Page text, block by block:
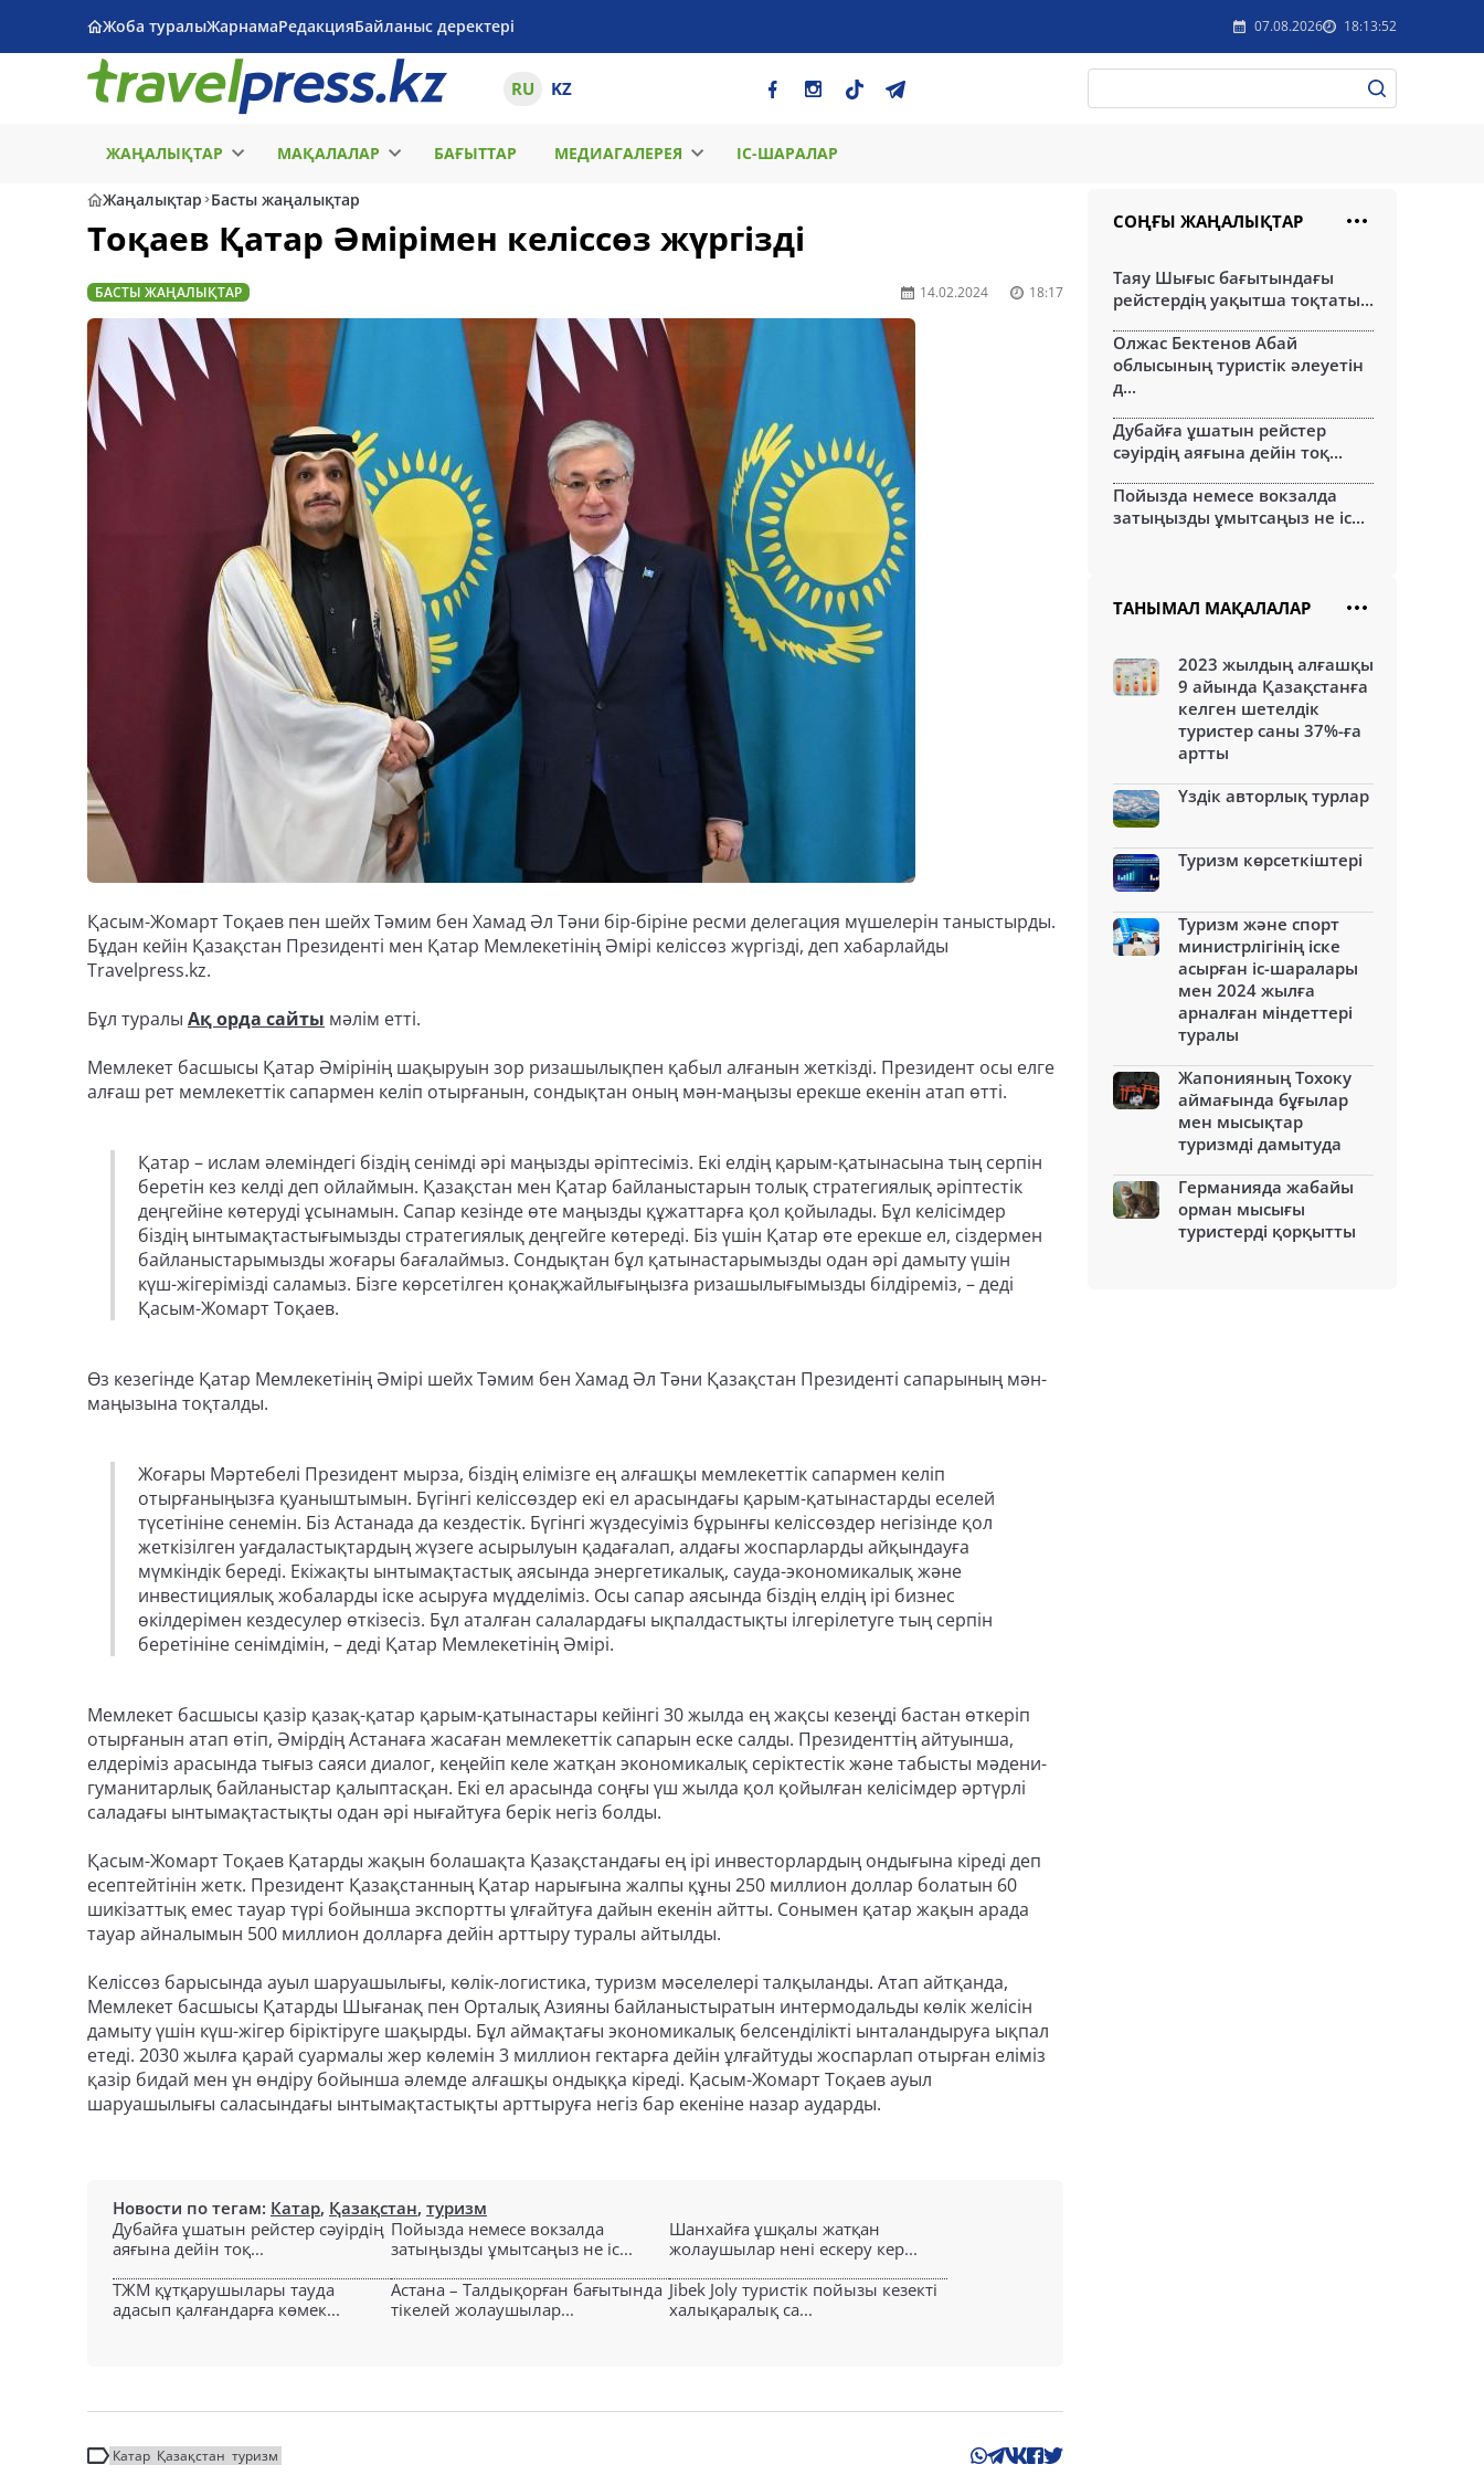
Жоба туралыЖарнамаРедакцияБайланыс деректері 07.08.2026 18:13:52
RU KZ
ЖАҢАЛЫҚТАР МАҚАЛАЛАР БАҒЫТТАР МЕДИАГАЛЕРЕЯ ІС-ШАРАЛАР
Жаңалықтар Басты жаңалықтар
Тоқаев Қатар Әмірімен келіссөз жүргізді
БАСТЫ ЖАҢАЛЫҚТАР 14.02.2024 18:17
Қасым-Жомарт Тоқаев пен шейх Тәмим бен Хамад Әл Тәни бір-біріне ресми делегация мүшелерін таныстырды.
Бұдан кейін Қазақстан Президенті мен Қатар Мемлекетінің Әмірі келіссөз жүргізді, деп хабарлайды
Travelpress.kz.
Бұл туралы Ақ орда сайты мәлім етті.
Мемлекет басшысы Қатар Әмірінің шақыруын зор ризашылықпен қабыл алғанын жеткізді. Президент осы елге
алғаш рет мемлекеттік сапармен келіп отырғанын, сондықтан оның мән-маңызы ерекше екенін атап өтті.
Қатар – ислам әлеміндегі біздің сенімді әрі маңызды әріптесіміз. Екі елдің қарым-қатынасына тың серпін
беретін кез келді деп ойлаймын. Қазақстан мен Қатар байланыстарын толық стратегиялық әріптестік
деңгейіне көтеруді ұсынамын. Сапар кезінде өте маңызды құжаттарға қол қойылады. Бұл келісімдер
біздің ынтымақтастығымызды стратегиялық деңгейге көтереді. Біз үшін Қатар өте ерекше ел, сіздермен
байланыстарымызды жоғары бағалаймыз. Сондықтан бұл қатынастарымызды одан әрі дамыту үшін
күш-жігерімізді саламыз. Бізге көрсетілген қонақжайлығыңызға ризашылығымызды білдіреміз, – деді
Қасым-Жомарт Тоқаев.
Өз кезегінде Қатар Мемлекетінің Әмірі шейх Тәмим бен Хамад Әл Тәни Қазақстан Президенті сапарының мән-
маңызына тоқталды.
Жоғары Мәртебелі Президент мырза, біздің елімізге ең алғашқы мемлекеттік сапармен келіп
отырғаныңызға қуаныштымын. Бүгінгі келіссөздер екі ел арасындағы қарым-қатынастарды еселей
түсетініне сенемін. Біз Астанада да кездестік. Бүгінгі жүздесуіміз бұрынғы келіссөздер негізінде қол
жеткізілген уағдаластықтардың жүзеге асырылуын қадағалап, алдағы жоспарларды айқындауға
мүмкіндік береді. Екіжақты ынтымақтастық аясында энергетикалық, сауда-экономикалық және
инвестициялық жобаларды іске асыруға мүдделіміз. Осы сапар аясында біздің елдің ірі бизнес
өкілдерімен кездесулер өткізесіз. Бұл аталған салалардағы ықпалдастықты ілгерілетуге тың серпін
беретініне сенімдімін, – деді Қатар Мемлекетінің Әмірі.
Мемлекет басшысы қазір қазақ-қатар қарым-қатынастары кейінгі 30 жылда ең жақсы кезеңді бастан өткеріп
отырғанын атап өтіп, Әмірдің Астанаға жасаған мемлекеттік сапарын еске салды. Президенттің айтуынша,
елдеріміз арасында тығыз саяси диалог, кеңейіп келе жатқан экономикалық серіктестік және табысты мәдени-
гуманитарлық байланыстар қалыптасқан. Екі ел арасында соңғы үш жылда қол қойылған келісімдер әртүрлі
саладағы ынтымақтастықты одан әрі нығайтуға берік негіз болды.
Қасым-Жомарт Тоқаев Қатарды жақын болашақта Қазақстандағы ең ірі инвесторлардың ондығына кіреді деп
есептейтінін жетк. Президент Қазақстанның Қатар нарығына жалпы құны 250 миллион доллар болатын 60
шикізаттық емес тауар түрі бойынша экспортты ұлғайтуға дайын екенін айтты. Сонымен қатар жақын арада
тауар айналымын 500 миллион долларға дейін арттыру туралы айтылды.
Келіссөз барысында ауыл шаруашылығы, көлік-логистика, туризм мәселелері талқыланды. Атап айтқанда,
Мемлекет басшысы Қатарды Шығанақ пен Орталық Азияны байланыстыратын интермодальды көлік желісін
дамыту үшін күш-жігер біріктіруге шақырды. Бұл аймақтағы экономикалық белсенділікті ынталандыруға ықпал
етеді. 2030 жылға қарай суармалы жер көлемін 3 миллион гектарға дейін ұлғайтуды жоспарлап отырған еліміз
қазір бидай мен ұн өндіру бойынша әлемде алғашқы ондыққа кіреді. Қасым-Жомарт Тоқаев ауыл
шаруашылығы саласындағы ынтымақтастықты арттыруға негіз бар екеніне назар аударды.
Новости по тегам: Катар, Қазақстан, туризм
Дубайға ұшатын рейстер сәуірдің
аяғына дейін тоқ...
Пойызда немесе вокзалда
затыңызды ұмытсаңыз не іс...
Шанхайға ұшқалы жатқан
жолаушылар нені ескеру кер...
ТЖМ құтқарушылары тауда
адасып қалғандарға көмек...
Астана – Талдықорған бағытында
тікелей жолаушылар...
Jibek Joly туристік пойызы кезекті
халықаралық са...
Катар Қазақстан туризм
СОҢҒЫ ЖАҢАЛЫҚТАР
Таяу Шығыс бағытындағы
рейстердің уақытша тоқтаты...
Олжас Бектенов Абай
облысының туристік әлеуетін
д...
Дубайға ұшатын рейстер
сәуірдің аяғына дейін тоқ...
Пойызда немесе вокзалда
затыңызды ұмытсаңыз не іс...
ТАНЫМАЛ МАҚАЛАЛАР
2023 жылдың алғашқы
9 айында Қазақстанға
келген шетелдік
туристер саны 37%-ға
артты
Үздік авторлық турлар
Туризм көрсеткіштері
Туризм және спорт
министрлігінің іске
асырған іс-шаралары
мен 2024 жылға
арналған міндеттері
туралы
Жапонияның Тохоку
аймағында бұғылар
мен мысықтар
туризмді дамытуда
Германияда жабайы
орман мысығы
туристерді қорқытты